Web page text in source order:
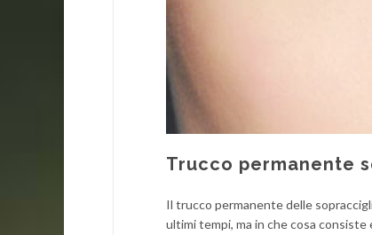
Trucco permanente
Il trucco permanente delle
ultimi tempi, ma in che cosa